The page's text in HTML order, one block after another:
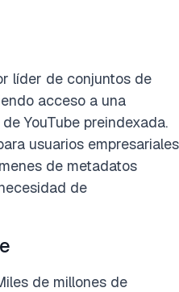
líder de conjuntos de
acceso a una
YouTube preindexada.
usuarios empresariales
de metadatos
de
de millones de